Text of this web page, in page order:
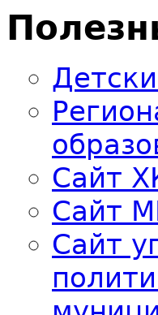
Сайт
Сайт
Сайт